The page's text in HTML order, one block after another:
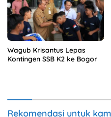
Wagub Krisantus Lepas
Kontingen SSB K2 ke Bogor
Rekomendasi untuk